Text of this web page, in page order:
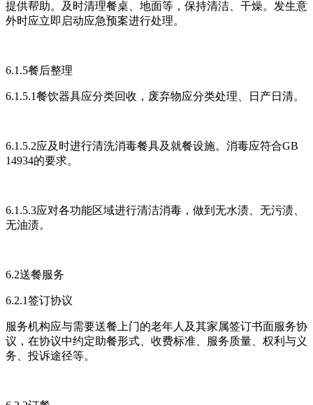
提供帮助。及时清理餐桌、地面等，保持清洁、干燥。发生意
外时应立即启动应急预案进行处理。
6.1.5餐后整理
6.1.5.1餐饮器具应分类回收，废弃物应分类处理、日产日清。
6.1.5.2应及时进行清洗消毒餐具及就餐设施。消毒应符合GB
14934的要求。
6.1.5.3应对各功能区域进行清洁消毒，做到无水渍、无污渍、
无油渍。
6.2送餐服务
6.2.1签订协议
服务机构应与需要送餐上门的老年人及其家属签订书面服务协
议，在协议中约定助餐形式、收费标准、服务质量、权利与义
务、投诉途径等。